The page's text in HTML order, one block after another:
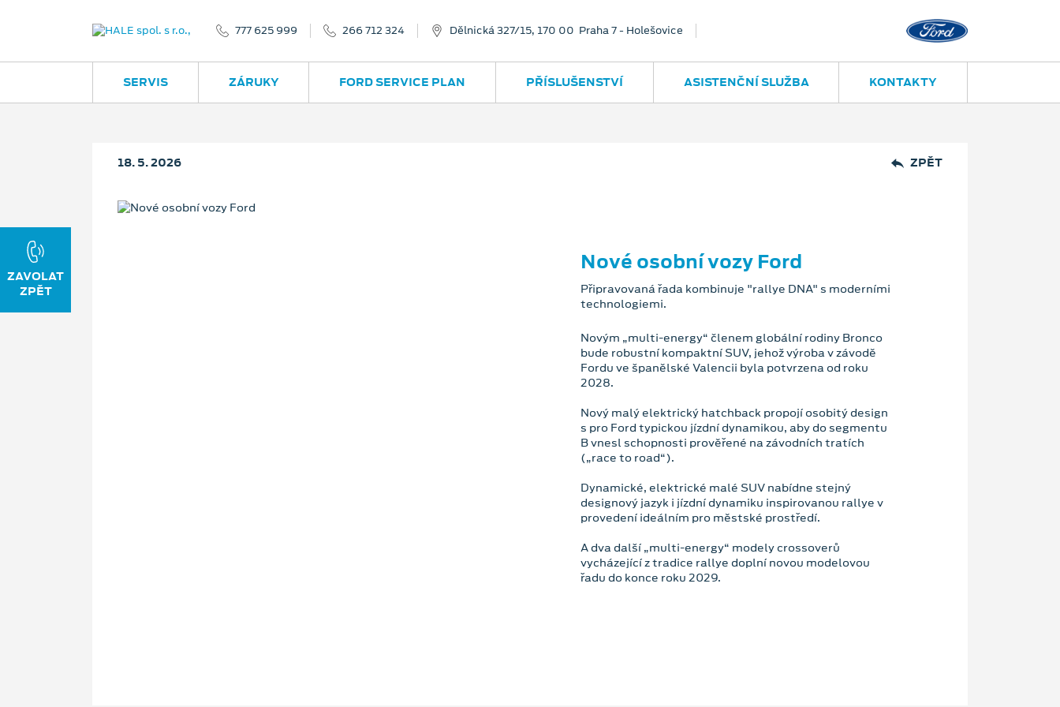
777 625 999 266 712 324 Dělnická 327/15, 170 00 Praha 7 - Holešovice
SERVIS ZÁRUKY FORD SERVICE PLAN PŘÍSLUŠENSTVÍ ASISTENČNÍ SLUŽBA KONTAKTY
18. 5. 2026 ZPĚT
Nové osobní vozy Ford
Připravovaná řada kombinuje "rallye DNA" s moderními
technologiemi.
Novým „multi-energy“ členem globální rodiny Bronco
bude robustní kompaktní SUV, jehož výroba v závodě
Fordu ve španělské Valencii byla potvrzena od roku
2028.
Nový malý elektrický hatchback propojí osobitý design
s pro Ford typickou jízdní dynamikou, aby do segmentu
B vnesl schopnosti prověřené na závodních tratích
(„race to road“).
Dynamické, elektrické malé SUV nabídne stejný
designový jazyk i jízdní dynamiku inspirovanou rallye v
provedení ideálním pro městské prostředí.
A dva další „multi-energy“ modely crossoverů
vycházející z tradice rallye doplní novou modelovou
řadu do konce roku 2029.